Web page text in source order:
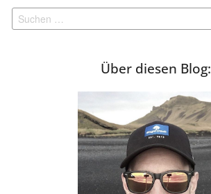
nach:
Über diesen Blog: